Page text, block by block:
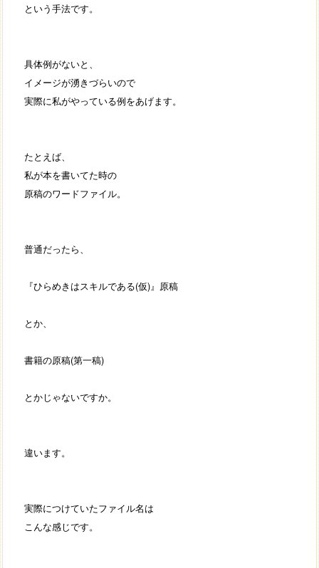
という手法です。
具体例がないと、
イメージが湧きづらいので
実際に私がやっている例をあげます。
たとえば、
私が本を書いてた時の
原稿のワードファイル。
普通だったら、
『ひらめきはスキルである(仮)』原稿
とか、
書籍の原稿(第一稿)
とかじゃないですか。
違います。
実際につけていたファイル名は
こんな感じです。